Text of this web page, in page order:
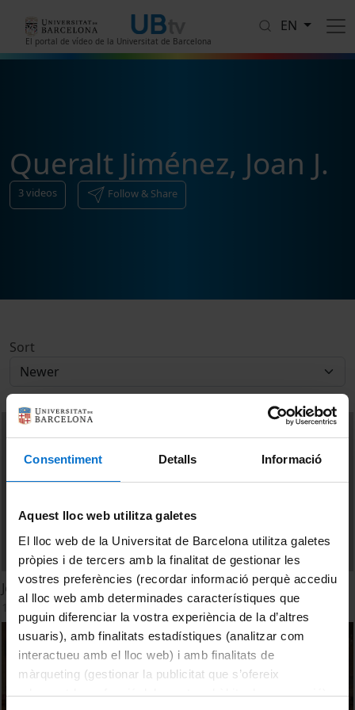
Consentiment Detalls Informació
Aquest lloc web utilitza galetes
El lloc web de la Universitat de Barcelona utilitza galetes
pròpies i de tercers amb la finalitat de gestionar les
vostres preferències (recordar informació perquè accediu
al lloc web amb determinades característiques que
puguin diferenciar la vostra experiència de la d’altres
usuaris), amb finalitats estadístiques (analitzar com
interactueu amb el lloc web) i amb finalitats de
màrqueting (gestionar la publicitat que s’ofereix
adequant-la en funció dels vostres hàbits de navegació).
El portal de vídeo de la Universitat de Barcelona
EN
Queralt Jiménez, Joan J.
3videos Follow & Share
Sort
Joan Queralt. Responsabilitat
17 April, 2020